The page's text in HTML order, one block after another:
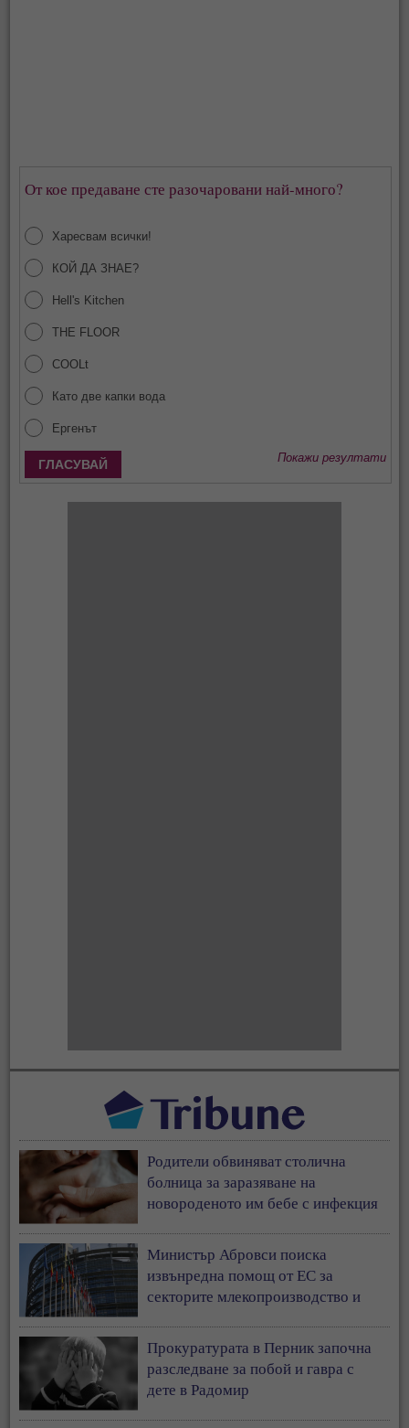
От кое предаване сте разочаровани най-много?
Харесвам всички!
КОЙ ДА ЗНАЕ?
Hell's Kitchen
THE FLOOR
COOLt
Като две капки вода
Ергенът
Покажи резултати
Родители обвиняват столична
болница за заразяване на
новороденото им бебе с инфекция
Министър Абровси поиска
извънредна помощ от ЕС за
секторите млекопроизводство и
Прокуратурата в Перник започна
разследване за побой и гавра с
дете в Радомир